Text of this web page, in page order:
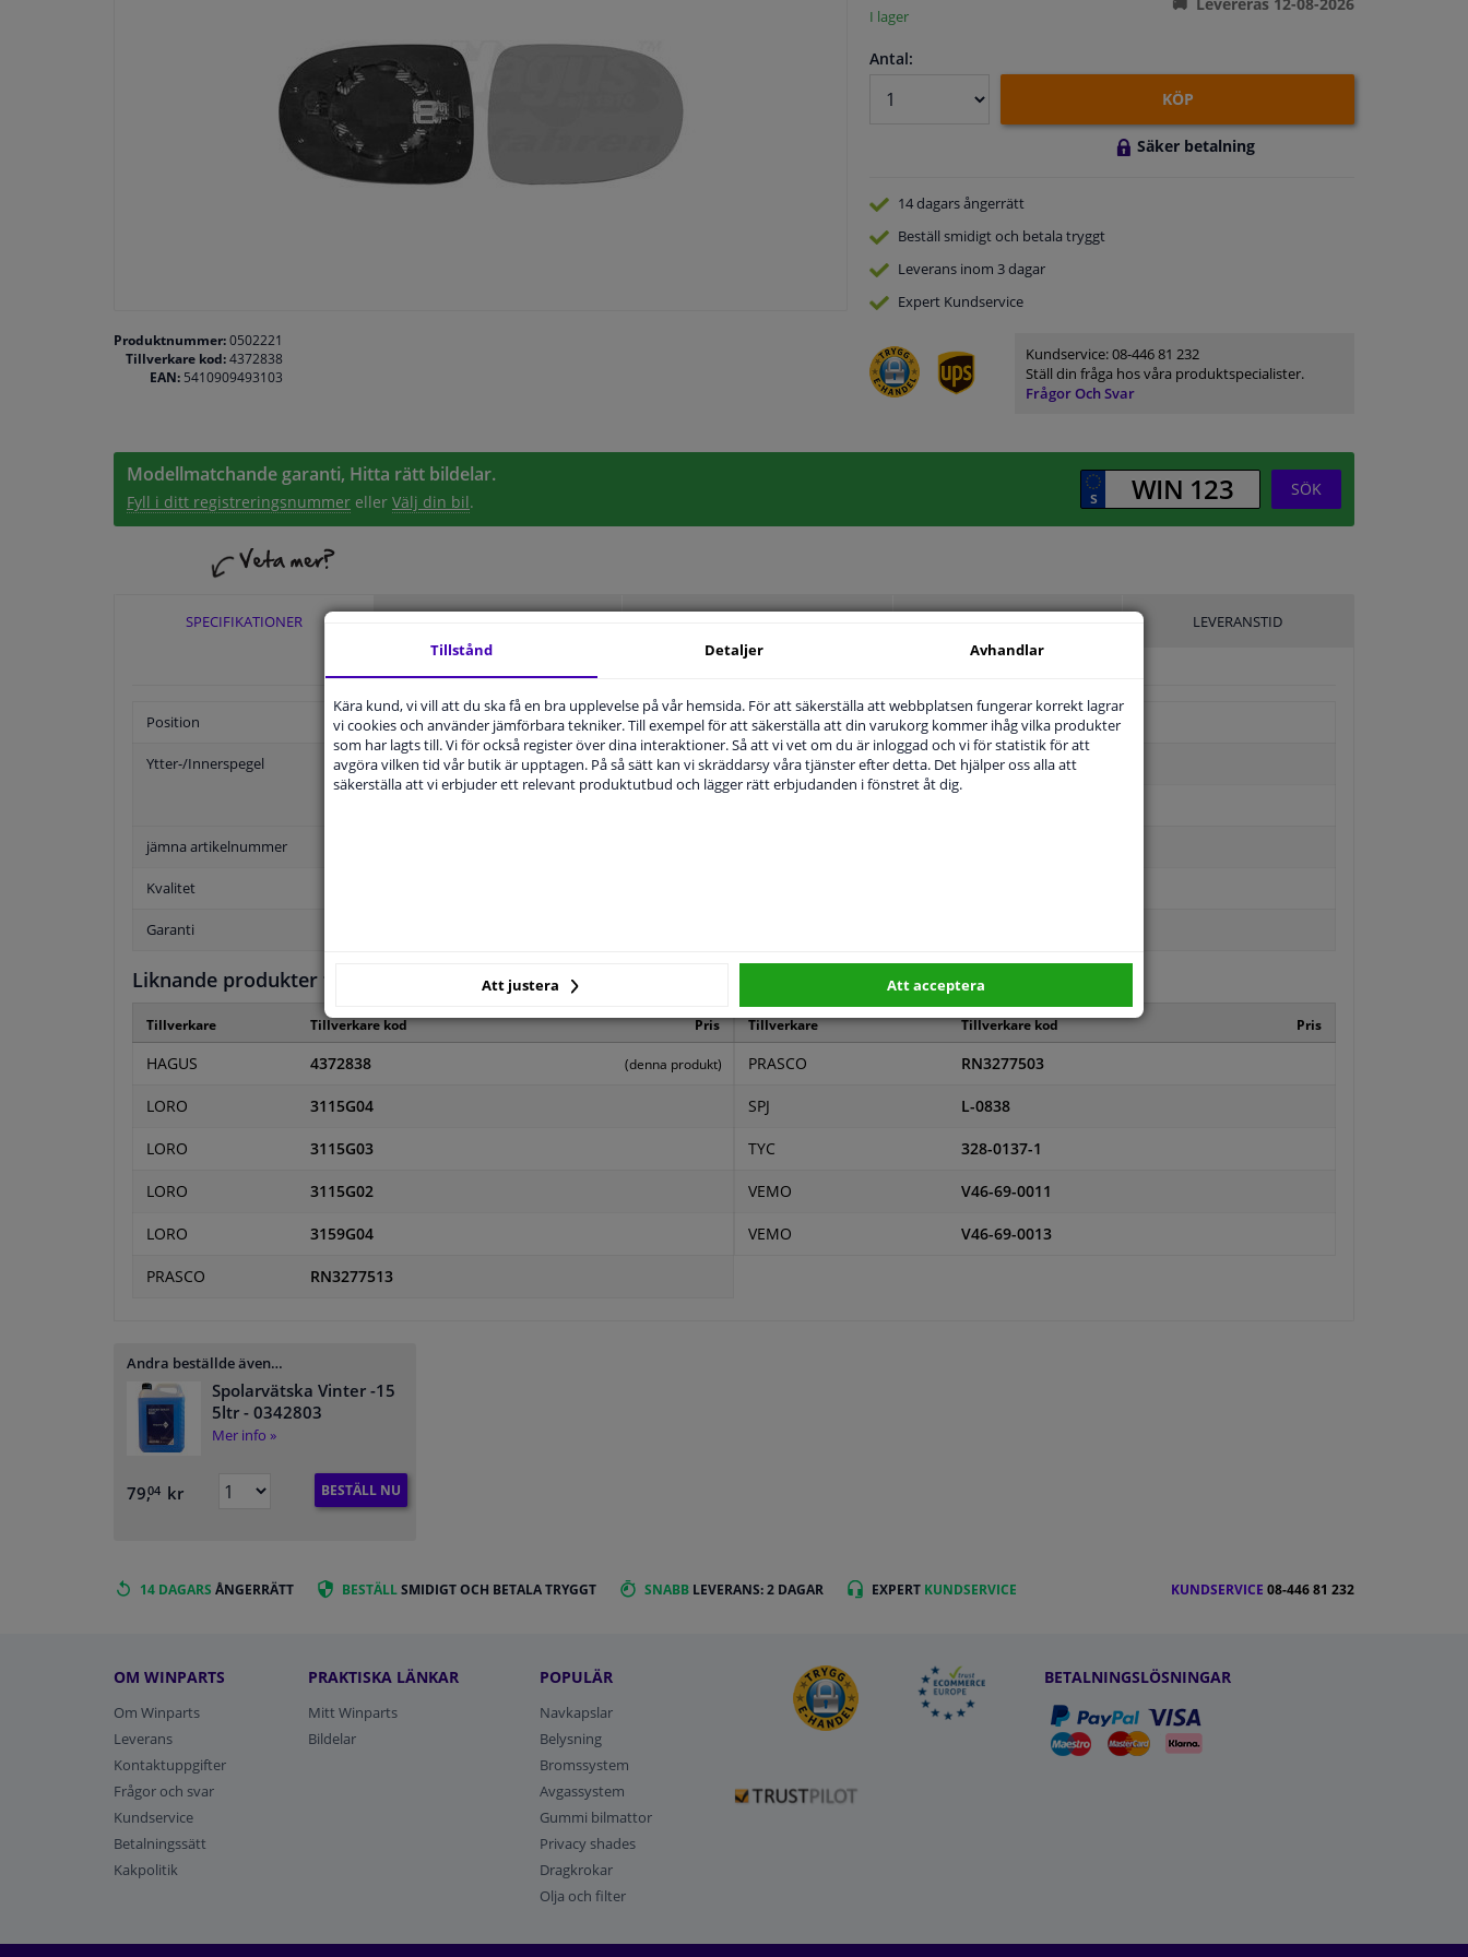
Produktnummer:0502221
Tillverkare kod:4372838
EAN: 5410909493103
I lager
Antal:
KÖP
Säker betalning
14 dagarsångerrätt
Beställ smidigt och betala tryggt
Leverans inom 3 dagar
Expert Kundservice
Kundservice:08-446 81 232
Ställ din fråga hos våra produktspecialister.
Frågor Och Svar
Modellmatchande garanti, Hitta rätt bildelar.
Fyll i ditt registreringsnummer eller Välj din bil.
SÖK
SPECIFIKATIONER LEVERANSTID
Position Höger passagerarsida
Ytter-/Innerspegel Bulb-formad
jämna artikelnummer
Kvalitet
Garanti
Liknande produkter från andra tillverkare
Tillverkare Tillverkare kod Pris
HAGUS 4372838 (denna produkt)
LORO 3115G04
LORO 3115G03
LORO 3115G02
LORO 3159G04
PRASCO RN3277513
Tillverkare Tillverkare kod Pris
PRASCO RN3277503
SPJ L-0838
TYC 328-0137-1
VEMO V46-69-0011
VEMO V46-69-0013
Andra beställde även…
Spolarvätska Vinter -15
5ltr - 0342803
Mer info »
79,04 kr BESTÄLL NU
14 DAGARS ÅNGERRÄTT BESTÄLLSMIDIGT OCH BETALA TRYGGT SNABB LEVERANS: 2 DAGAR EXPERT KUNDSERVICE KUNDSERVICE 08-446 81 232
OM WINPARTS
Om Winparts
Leverans
Kontaktuppgifter
Frågor och svar
Kundservice
Betalningssätt
Kakpolitik
PRAKTISKA LÄNKAR
Mitt Winparts
Bildelar
POPULÄR
Navkapslar
Belysning
Bromssystem
Avgassystem
Gummi bilmattor
Privacy shades
Dragkrokar
Olja och filter
BETALNINGSLÖSNINGAR
Tillstånd Detaljer Avhandlar
Kära kund, vi vill att du ska få en bra upplevelse på vår hemsida. För att säkerställa att webbplatsen fungerar korrekt lagrar
vi cookies och använder jämförbara tekniker. Till exempel för att säkerställa att din varukorg kommer ihåg vilka produkter
som har lagts till. Vi för också register över dina interaktioner. Så att vi vet om du är inloggad och vi för statistik för att
avgöra vilken tid vår butik är upptagen. På så sätt kan vi skräddarsy våra tjänster efter detta. Det hjälper oss alla att
säkerställa att vi erbjuder ett relevant produktutbud och lägger rätt erbjudanden i fönstret åt dig.
Att justera Att acceptera